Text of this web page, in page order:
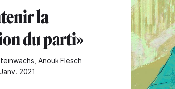
la
du parti»
Anouk Flesch
2021